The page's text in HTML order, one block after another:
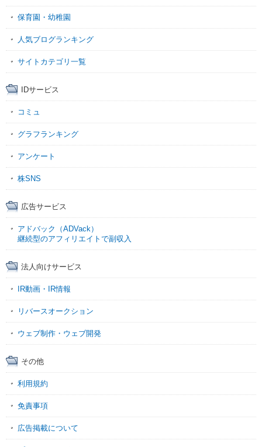
保育園・幼稚園
人気ブログランキング
サイトカテゴリ一覧
IDサービス
コミュ
グラフランキング
アンケート
株SNS
広告サービス
アドバック（ADVack）
継続型のアフィリエイトで副収入
法人向けサービス
IR動画・IR情報
リバースオークション
ウェブ制作・ウェブ開発
その他
利用規約
免責事項
広告掲載について